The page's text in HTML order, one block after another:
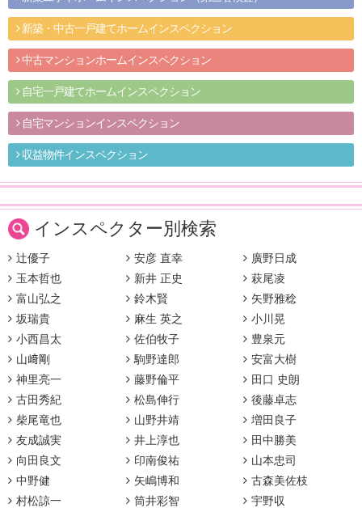
新築・中古一戸建てホームインスペクション
中古マンションホームインスペクション
自宅一戸建てホームインスペクション
自宅マンションインスペクション
収益物件インスペクション
インスペクター別検索
辻優子 安彦 直幸
廣野日成
玉本哲也
新井 正史
萩尾凌
富山弘之
鈴木賢
矢野雅稔
坂瑞貴
麻生 英之
小川晃
小西昌太
佐伯牧子
豊泉元
山﨑剛
駒野達郎
安富大樹
神里亮一
藤野倫平
田口 史朗
古田秀紀
松島伸行
後藤卓志
柴尾竜也
山野井靖
増田良子
友成誠実
井上淳也
田中勝美
向田良文
印南俊祐
山本忠司
中野健
矢嶋博和
古森美佐枝
村松諒一
筒井彩智
宇野収